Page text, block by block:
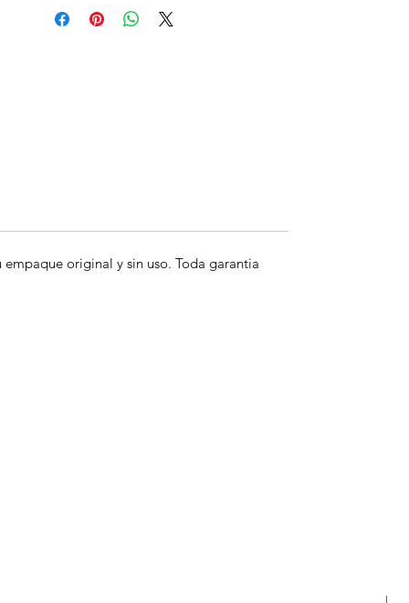
original y sin uso. Toda garantia